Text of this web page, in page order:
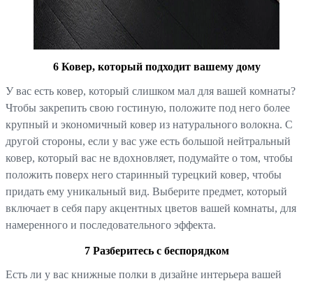
6 Ковер, который подходит вашему дому
У вас есть ковер, который слишком мал для вашей комнаты?
Чтобы закрепить свою гостиную, положите под него более
крупный и экономичный ковер из натурального волокна. С
другой стороны, если у вас уже есть большой нейтральный
ковер, который вас не вдохновляет, подумайте о том, чтобы
положить поверх него старинный турецкий ковер, чтобы
придать ему уникальный вид. Выберите предмет, который
включает в себя пару акцентных цветов вашей комнаты, для
намеренного и последовательного эффекта.
7 Разберитесь с беспорядком
Есть ли у вас книжные полки в дизайне интерьера вашей